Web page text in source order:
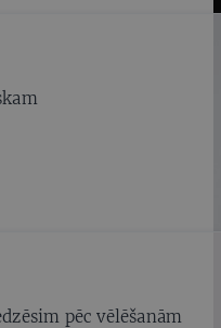
pēc vēlēšanām